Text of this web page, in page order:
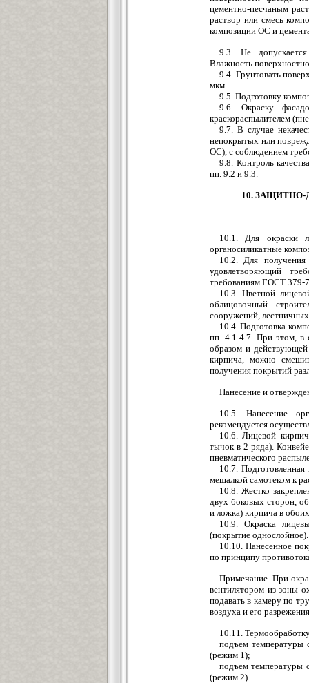
цементно-песчаным
раствор или смесь
композиции ОС и
9.3. Не
Влажность
9.4. Грунтовать
мкм.
9.5. Подготовку
9.6. Окраску
краскораспылителем
9.7. В случае
непокрытых или
ОС), с соблюдением
9.8. Контроль
пп. 9.2 и 9.3.
10.
10.1. Для окраски
органосиликатные
10.2. Для получения
удовлетворяющий
требованиям ГОСТ 379-
10.3. Цветной
облицовочный
сооружений, лестничных
10.4. Подготовка
пп. 4.1-4.7. При этом, в
образом и действующей
кирпича, можно
получения покрытий
Нанесение и
10.5. Нанесение
рекомендуется
10.6. Лицевой
тычок в 2 ряда).
пневматического
10.7.
мешалкой самотеком к
10.8. Жестко
двух боковых сторон,
и ложка) кирпича в
10.9. Окраска
(покрытие
10.10. Нанесенное
по принципу
Примечание. При
вентилятором из зоны
подавать в камеру по
воздуха и его
10.11.
подъем температуры
(режим 1);
подъем температуры
(режим 2).